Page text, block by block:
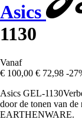
Asics
1130
Vanaf
€ 100,00 € 72,98 -
Asics GEL-
door de tonen van de
EARTHENWARE.